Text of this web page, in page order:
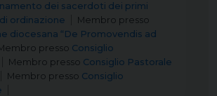
dei sacerdoti dei primi
ordinazione
Membro presso
diocesana “De Promovendis ad
presso Consiglio
Membro presso Consiglio Pastorale
Membro presso Consiglio